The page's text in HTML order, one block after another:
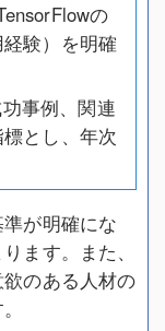
の
験）を明確
事例、関連
とし、年次
が明確にな
ます。また、
のある人材の